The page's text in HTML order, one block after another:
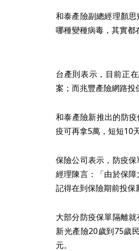
和泰產險副總經理顏
哪種變種病毒，其實都
台產則表示，目前正
案；而兆豐產險網路投
和泰產險新推出的防
疫可再拿5萬，短短10
保險公司表示，防疫
經理陳言：「由於保
記得在到保險期前投保
大部分防疫保單隔離
新光產險20歲到75歲
元。